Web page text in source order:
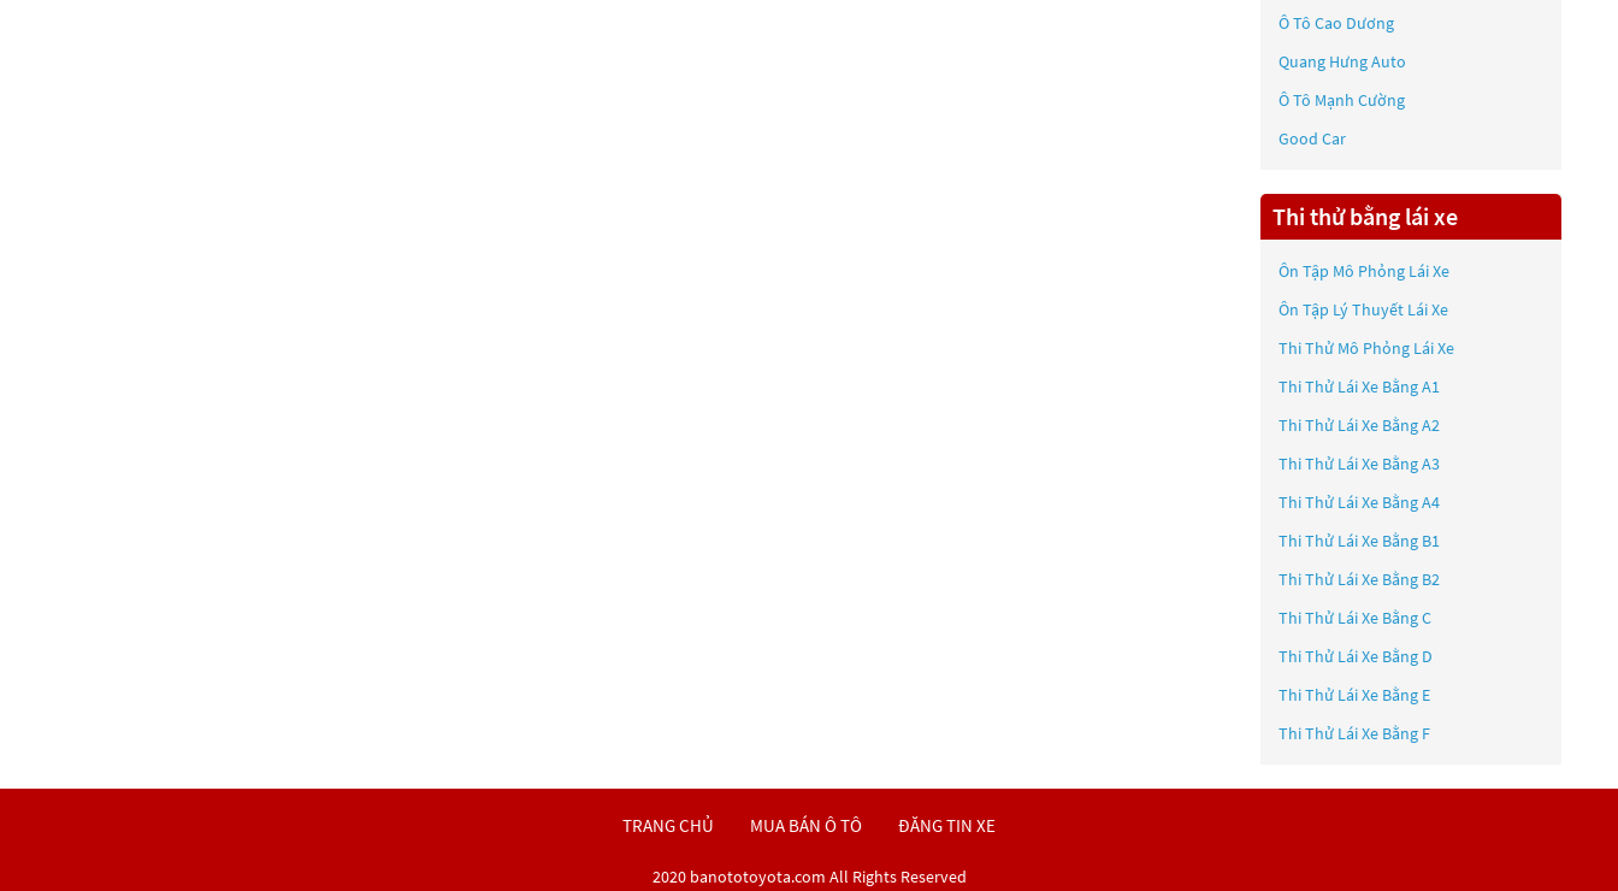
Ô Tô Cao Dương
Quang Hưng Auto
Ô Tô Mạnh Cường
Good Car
Thi thử bằng lái xe
Ôn Tập Mô Phỏng Lái Xe
Ôn Tập Lý Thuyết Lái Xe
Thi Thử Mô Phỏng Lái Xe
Thi Thử Lái Xe Bằng A1
Thi Thử Lái Xe Bằng A2
Thi Thử Lái Xe Bằng A3
Thi Thử Lái Xe Bằng A4
Thi Thử Lái Xe Bằng B1
Thi Thử Lái Xe Bằng B2
Thi Thử Lái Xe Bằng C
Thi Thử Lái Xe Bằng D
Thi Thử Lái Xe Bằng E
Thi Thử Lái Xe Bằng F
TRANG CHỦ MUA BÁN Ô TÔ ĐĂNG TIN XE
2020 banototoyota.com All Rights Reserved